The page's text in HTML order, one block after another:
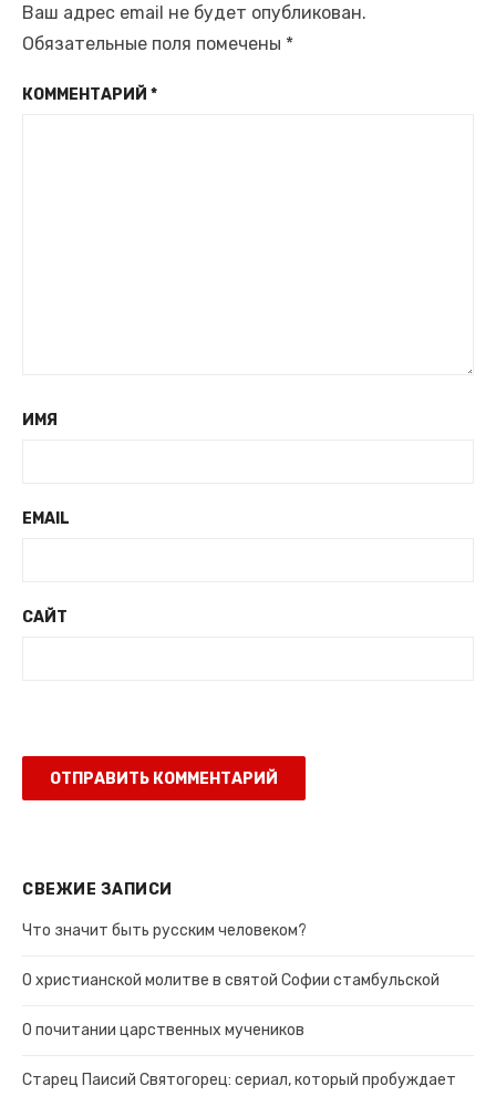
Ваш адрес email не будет опубликован.
Обязательные поля помечены *
КОММЕНТАРИЙ *
ИМЯ
EMAIL
САЙТ
СВЕЖИЕ ЗАПИСИ
Что значит быть русским человеком?
О христианской молитве в святой Софии стамбульской
О почитании царственных мучеников
Старец Паисий Святогорец: сериал, который пробуждает